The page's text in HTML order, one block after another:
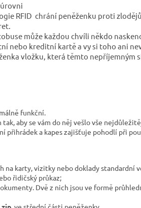
RFID chrání peněženku proti
může každou chvíli někdo
nebo kreditní kartě a vy si toho ani
vložku, která těmto nepříjemným
funkční.
aby se vám do něj vešlo vše
přihrádek a kapes zajišťuje pohodlí při
na karty, vizitky nebo doklady standardní
řidičský průkaz;
Dvě z nich jsou ve formě